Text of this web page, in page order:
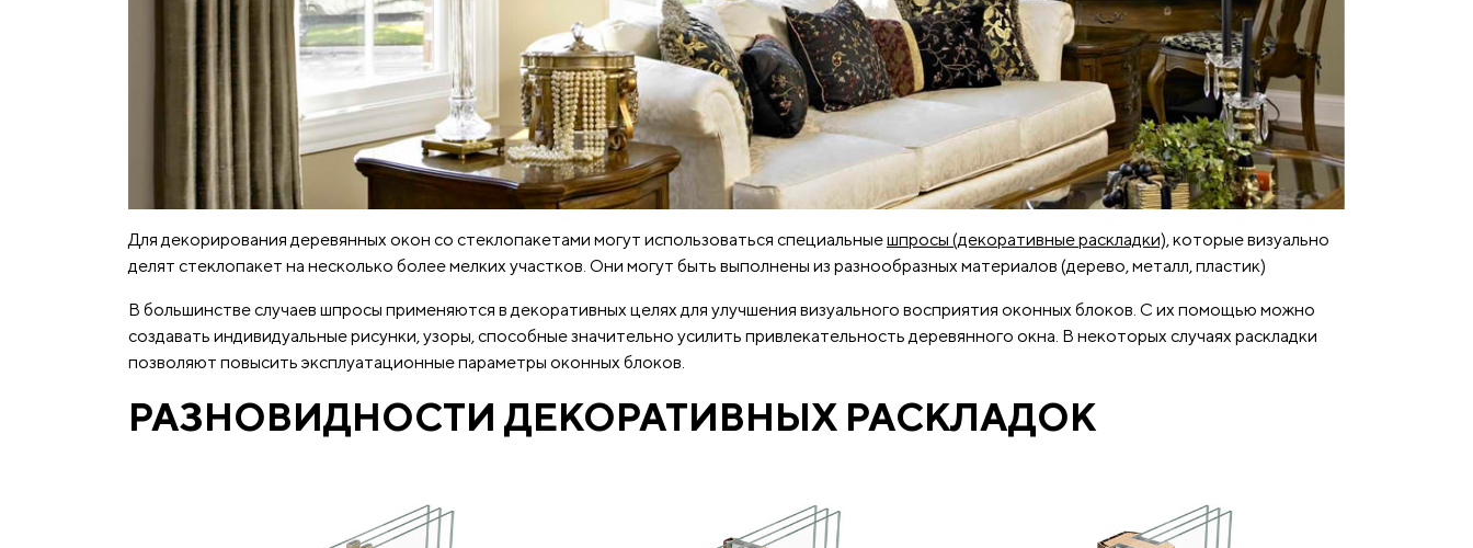
Для декорирования деревянных окон со стеклопакетами могут использоваться специальныешпросы (декоративные раскладки), которые визуально
делят стеклопакет на несколько более мелких участков. Они могут быть выполнены из разнообразных материалов (дерево, металл, пластик)
В большинстве случаев шпросы применяются в декоративных целях для улучшения визуального восприятия оконных блоков. С их помощью можно
создавать индивидуальные рисунки, узоры, способные значительно усилить привлекательность деревянного окна. В некоторых случаях раскладки
позволяют повысить эксплуатационные параметры оконных блоков.
РАЗНОВИДНОСТИ ДЕКОРАТИВНЫХ РАСКЛАДОК